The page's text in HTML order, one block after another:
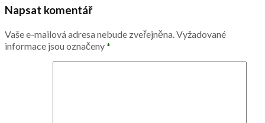
Napsat komentář
Vaše e-mailová adresa nebude zveřejněna.Vyžadované
informace jsou označeny*